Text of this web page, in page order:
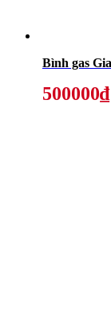
Bình gas
500000₫